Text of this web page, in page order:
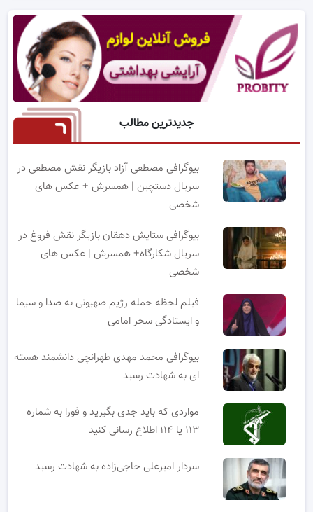
جدیدترین مطالب
بیوگرافی مصطفی آزاد بازیگر نقش مصطفی در
سریال دستچین | همسرش + عکس های
شخصی
بیوگرافی ستایش دهقان بازیگر نقش فروغ در
سریال شکارگاه+ همسرش | عکس های
شخصی
فیلم لحظه حمله رژیم صهیونی به صدا و سیما
و ایستادگی سحر امامی
بیوگرافی محمد مهدی طهرانچی دانشمند هسته
ای به شهادت رسید
مواردی که باید جدی بگیرید و فورا به شماره
۱۱۳ یا ۱۱۴ اطلاع رسانی کنید
سردار امیرعلی حاجی‌زاده به شهادت رسید